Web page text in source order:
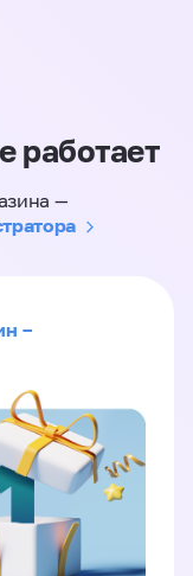
работает
—
–